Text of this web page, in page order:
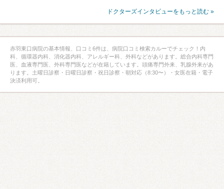
ドクターズインタビューをもっと読む »
赤羽東口病院の基本情報、口コミ6件は、病院口コミ検索カルーでチェック！内
科、循環器内科、消化器内科、アレルギー科、外科などがあります。総合内科専門
医、血液専門医、外科専門医などが在籍しています。頭痛専門外来、乳腺外来があ
ります。土曜日診察・日曜日診察・祝日診察・朝対応（8:30〜）・女医在籍・電子
決済利用可。